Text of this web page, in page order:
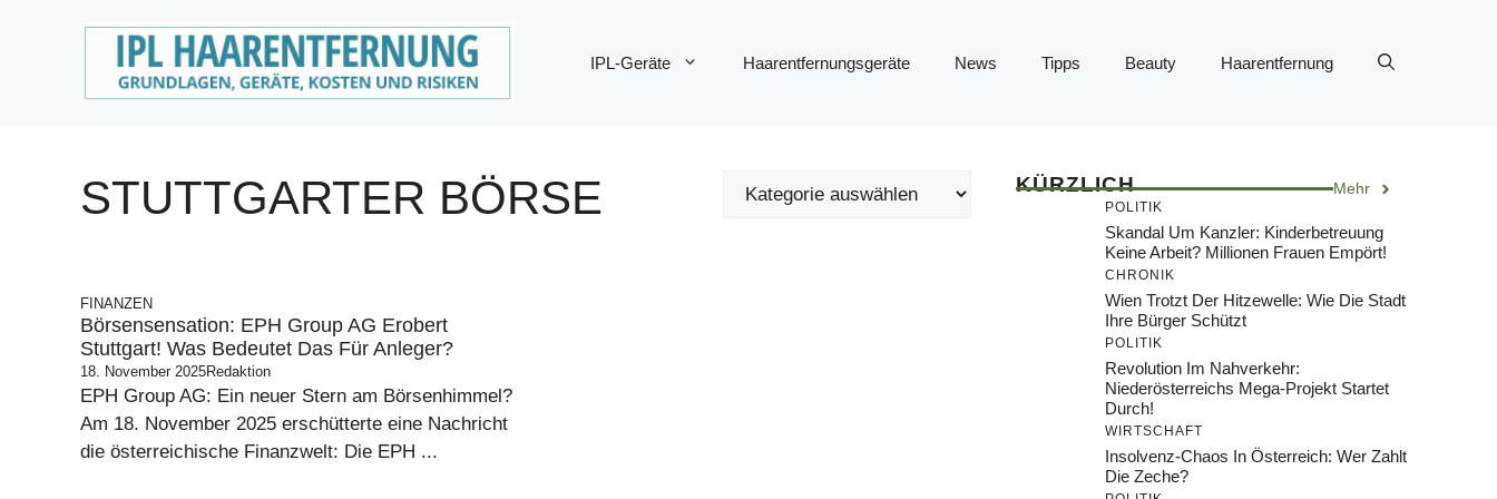
IPL-Geräte Haarentfernungsgeräte News Tipps Beauty Haarentfernung
STUTTGARTER BÖRSE
FINANZEN
Börsensensation: EPH Group AG Erobert
Stuttgart! Was Bedeutet Das Für Anleger?
18. November 2025Redaktion
EPH Group AG: Ein neuer Stern am Börsenhimmel?
Am 18. November 2025 erschütterte eine Nachricht
die österreichische Finanzwelt: Die EPH ...
KÜRZLICH Mehr
POLITIK
Skandal Um Kanzler: Kinderbetreuung
Keine Arbeit? Millionen Frauen Empört!
CHRONIK
Wien Trotzt Der Hitzewelle: Wie Die Stadt
Ihre Bürger Schützt
POLITIK
Revolution Im Nahverkehr:
Niederösterreichs Mega-Projekt Startet
Durch!
WIRTSCHAFT
Insolvenz-Chaos In Österreich: Wer Zahlt
Die Zeche?